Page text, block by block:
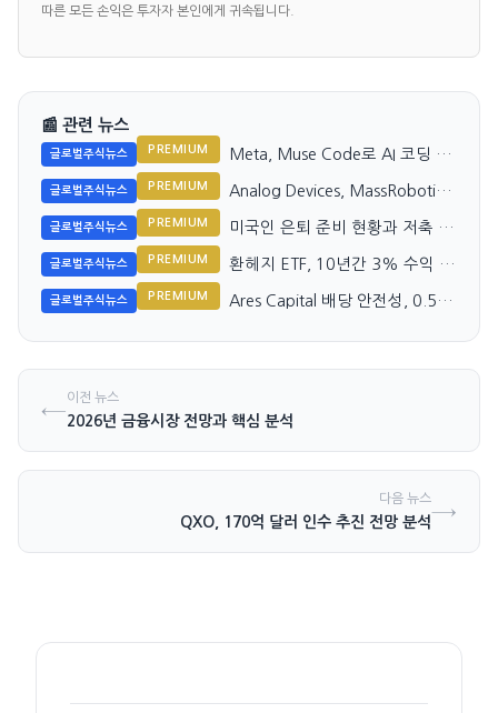
따른 모든 손익은 투자자 본인에게 귀속됩니다.
📰 관련 뉴스
글로벌주식뉴스 PREMIUM
Meta, Muse Code로 AI 코딩 시
글로벌주식뉴스 PREMIUM
Analog Devices, MassRobotics
글로벌주식뉴스 PREMIUM
미국인 은퇴 준비 현황과 저축 포
글로벌주식뉴스 PREMIUM
환헤지 ETF, 10년간 3% 수익 차
글로벌주식뉴스 PREMIUM
Ares Capital 배당 안전성, 0.50
←이전 뉴스
2026년 금융시장 전망과 핵심 분석
다음 뉴스
QXO, 170억 달러 인수 추진 전망 분석→